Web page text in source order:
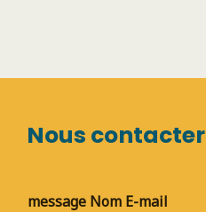
Nous contacter
message Nom E-mail